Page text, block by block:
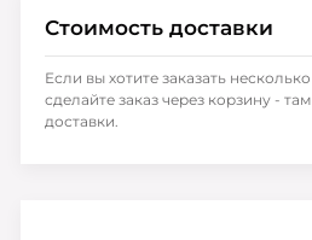
Стоимость доставки
Если вы хотите заказать
сделайте заказ через корзину -
доставки.